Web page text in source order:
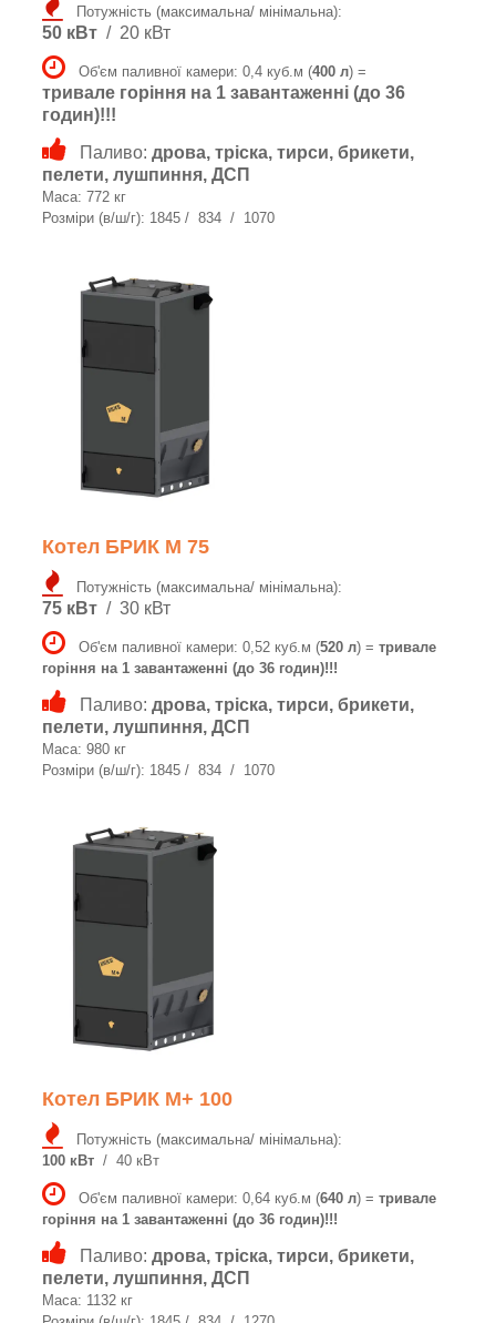
Потужність (максимальна/ мінімальна):
50 кВт / 20 кВт
Об'єм паливної камери: 0,4 куб.м (400 л) =
тривале горіння на 1 завантаженні (до 36
годин)!!!
Паливо: дрова, тріска, тирси, брикети,
пелети, лушпиння, ДСП
Маса: 772 кг
Розміри (в/ш/г): 1845 / 834 / 1070
Котел БРИК M 75
Потужність (максимальна/ мінімальна):
75 кВт / 30 кВт
Об'єм паливної камери: 0,52 куб.м (520 л) = тривале
горіння на 1 завантаженні (до 36 годин)!!!
Паливо: дрова, тріска, тирси, брикети,
пелети, лушпиння, ДСП
Маса: 980 кг
Розміри (в/ш/г): 1845 / 834 / 1070
Котел БРИК M+ 100
Потужність (максимальна/ мінімальна):
100 кВт / 40 кВт
Об'єм паливної камери: 0,64 куб.м (640 л) = тривале
горіння на 1 завантаженні (до 36 годин)!!!
Паливо: дрова, тріска, тирси, брикети,
пелети, лушпиння, ДСП
Маса: 1132 кг